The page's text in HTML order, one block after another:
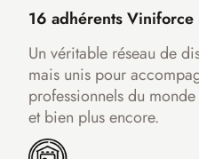
16 adhérents Viniforce
Un véritable réseau de
mais unis pour
professionnels du
et bien plus encore.